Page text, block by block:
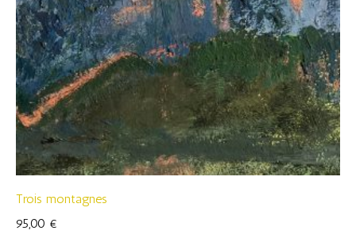
Trois montagnes
95,00 €